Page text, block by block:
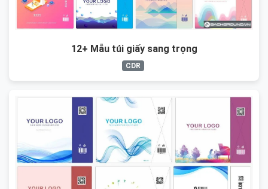
12+ Mẫu túi giấy sang trọng
CDR